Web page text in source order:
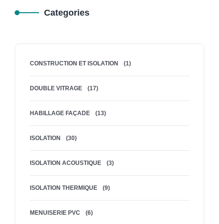
Categories
CONSTRUCTION ET ISOLATION (1)
DOUBLE VITRAGE (17)
HABILLAGE FAÇADE (13)
ISOLATION (30)
ISOLATION ACOUSTIQUE (3)
ISOLATION THERMIQUE (9)
MENUISERIE PVC (6)